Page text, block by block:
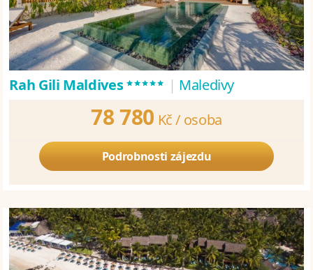
Rah Gili Maldives***** | Maledivy
78 780 Kč / osoba
Podrobnosti zájezdu